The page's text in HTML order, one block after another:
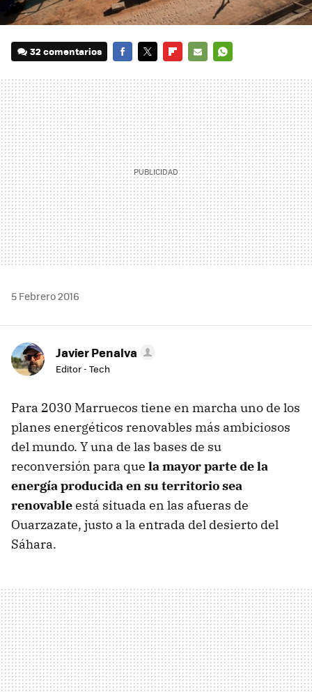
32 comentarios
MAIL
5 Febrero 2016
Javier Penalva
Editor - Tech
Para 2030 Marruecos tiene en marcha uno de los
planes energéticos renovables más ambiciosos
del mundo. Y una de las bases de su
reconversión para que la mayor parte de la
energía producida en su territorio sea
renovableestá situada en las afueras de
Ouarzazate, justo a la entrada del desierto del
Sáhara.